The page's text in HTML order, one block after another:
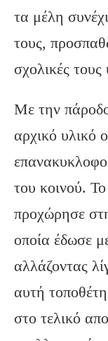
τα μέλη
τους,
σχολικές τους
Με την
αρχικό υλικό
του κοινού.
προχώρησε
οποία έδωσε
αλλάζοντας
αυτή
στο τελικό